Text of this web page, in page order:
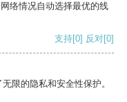
络情况自动选择最优的线
支持[0] 反对[0]
限的隐私和安全性保护。